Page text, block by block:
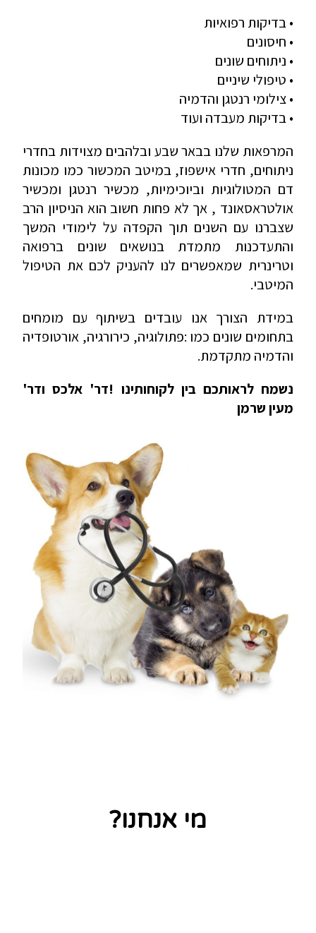
• בדיקות רפואיות
• חיסונים
• ניתוחים שונים
• טיפולי שיניים
• צילומי רנטגן והדמיה
• בדיקות מעבדה ועוד
המרפאות שלנו בבאר שבע ובלהבים מצוידות בחדרי
ניתוחים, חדרי אישפוז, במיטב המכשור כמו מכונות
דם המטולוגיות וביוכימיות, מכשיר רנטגן ומכשיר
אולטראסאונד , אך לא פחות חשוב הוא הניסיון הרב
שצברנו עם השנים תוך הקפדה על לימודי המשך
והתעדכנות מתמדת בנושאים שונים ברפואה
וטרינרית שמאפשרים לנו להעניק לכם את הטיפול
המיטבי.
במידת הצורך אנו עובדים בשיתוף עם מומחים
בתחומים שונים כמו :פתולוגיה, כירורגיה, אורטופדיה
והדמיה מתקדמת.
נשמח לראותכם בין לקוחותינו !דר' אלכס ודר'
מעין שרמן
מי אנחנו?